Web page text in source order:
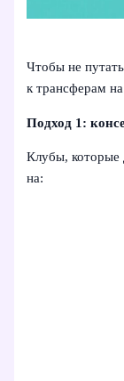
Чтобы не
к трансферам
Подход 1:
Клубы, которые
на: